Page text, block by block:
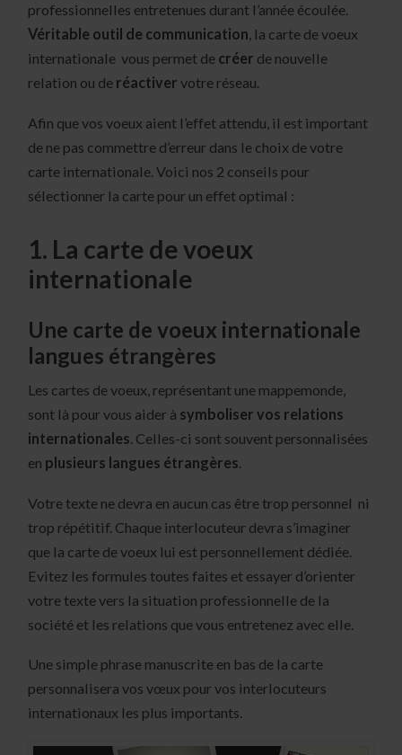
professionnelles entretenues durant l’année écoulée.
Véritable outil de communication, la carte de voeux
internationale vous permet de créer de nouvelle
relation ou de réactivervotre réseau.
Afin que vos voeux aient l’effet attendu, il est important
de ne pas commettre d’erreur dans le choix de votre
carte internationale. Voici nos 2 conseils pour
sélectionner la carte pour un effet optimal :
1. La carte de voeux
internationale
Une carte de voeux internationale
langues étrangères
Les cartes de voeux, représentant une mappemonde,
sont là pour vous aider à symboliser vos relations
internationales. Celles-ci sont souvent personnalisées
en plusieurs langues étrangères.
Votre texte ne devra en aucun cas être trop personnel ni
trop répétitif. Chaque interlocuteur devra s’imaginer
que la carte de voeux lui est personnellement dédiée.
Evitez les formules toutes faites et essayer d’orienter
votre texte vers la situation professionnelle de la
société et les relations que vous entretenez avec elle.
Une simple phrase manuscrite en bas de la carte
personnalisera vos vœux pour vos interlocuteurs
internationaux les plus importants.